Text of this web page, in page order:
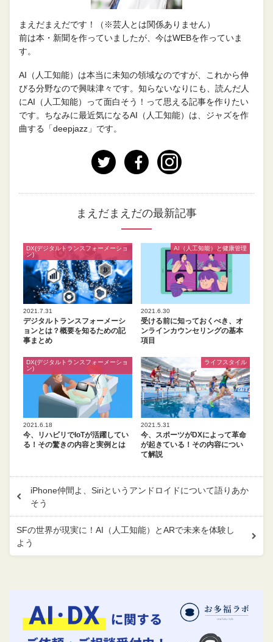
まえだまえだです！（※芸人とは関係ありません）
前は本・新聞を作っていましたが、今はWEBを作っていま
す。
AI（人工知能）は本当に未知の領域なのですが、これから伸
びる分野なので興味津々です。知らないなりにも、読んだ人
にAI（人工知能）って面白そう！って思える記事を作りたい
です。ちなみに最近気になるAI（人工知能）は、ジャズを作
曲する「deepjazz」です。
まえだまえだの最新記事
DX(デジタルトランスフォーメーショ
ン)
2021.7.31
デジタルトランスフォーメーシ
ョンとは？概要を知るための記
事まとめ
AI（人工知能）と健康管理
2021.6.30
受ける前に知っておくべき、オ
ンラインカウンセリングの基本
項目
DX(デジタルトランスフォーメーショ
ン)
2021.6.18
今、リハビリでIoTが活躍してい
る！その驚きの内容と実例とは
ライフスタイル
2021.5.31
今、スポーツがDXによって革命
が起きている！その内容につい
て解説
iPhone仲間よ、Siriというアンドロイドについて語りあか
そう
SFの世界が現実に！AI（人工知能）とARで未来を体験し
よう